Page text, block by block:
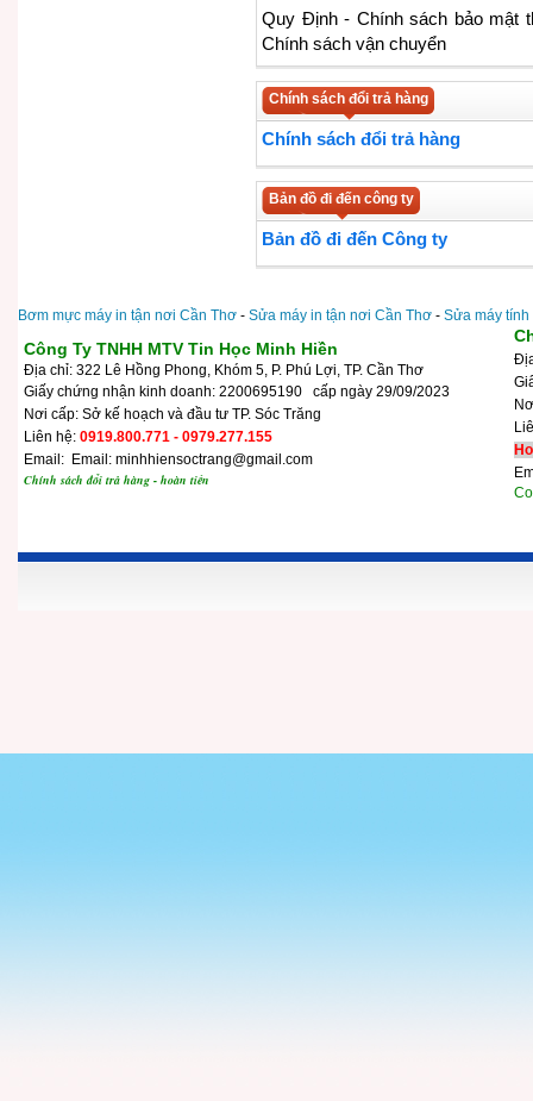
Quy Định - Chính sách bảo mật
Chính sách vận chuyển
Chính sách đổi trả hàng
Chính sách đổi trả hàng
Bản đồ đi đến công ty
Bản đồ đi đến Công ty
Bơm mực máy in tận nơi Cần Thơ - Sửa máy in tận nơi Cần Thơ - Sửa máy
Công Ty TNHH MTV Tin Học Minh Hiền
Địa chỉ: 322 Lê Hồng Phong, Khóm 5, P. Phú Lợi, TP. Cần Thơ
Giấy chứng nhận kinh doanh: 2200695190 cấp ngày 29/09/2023
Nơi cấp: Sở kế hoạch và đầu tư TP. Sóc Trăng
Liên hệ: 0919.800.771 - 0979.277.155
Email: Email: minhhiensoctrang@gmail.com
Chính sách đổi trả hàng - hoàn tiền